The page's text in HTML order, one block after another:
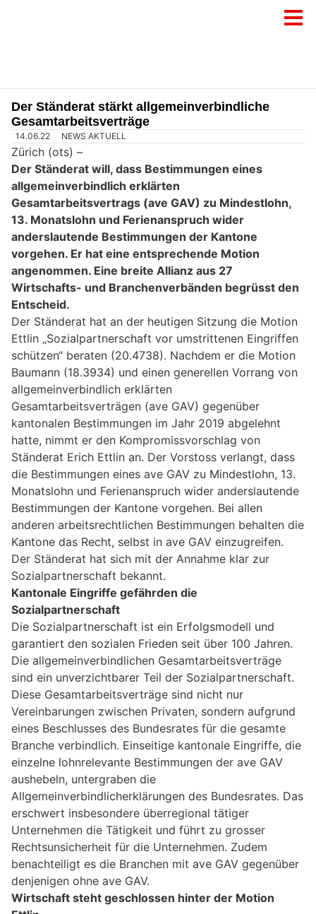
Der Ständerat stärkt allgemeinverbindliche
Gesamtarbeitsverträge
14.06.22 NEWS AKTUELL
Zürich (ots) –
Der Ständerat will, dass Bestimmungen eines
allgemeinverbindlich erklärten
Gesamtarbeitsvertrags (ave GAV) zu Mindestlohn,
13. Monatslohn und Ferienanspruch wider
anderslautende Bestimmungen der Kantone
vorgehen. Er hat eine entsprechende Motion
angenommen. Eine breite Allianz aus 27
Wirtschafts- und Branchenverbänden begrüsst den
Entscheid.
Der Ständerat hat an der heutigen Sitzung die Motion
Ettlin „Sozialpartnerschaft vor umstrittenen Eingriffen
schützen“ beraten (20.4738). Nachdem er die Motion
Baumann (18.3934) und einen generellen Vorrang von
allgemeinverbindlich erklärten
Gesamtarbeitsverträgen (ave GAV) gegenüber
kantonalen Bestimmungen im Jahr 2019 abgelehnt
hatte, nimmt er den Kompromissvorschlag von
Ständerat Erich Ettlin an. Der Vorstoss verlangt, dass
die Bestimmungen eines ave GAV zu Mindestlohn, 13.
Monatslohn und Ferienanspruch wider anderslautende
Bestimmungen der Kantone vorgehen. Bei allen
anderen arbeitsrechtlichen Bestimmungen behalten die
Kantone das Recht, selbst in ave GAV einzugreifen.
Der Ständerat hat sich mit der Annahme klar zur
Sozialpartnerschaft bekannt.
Kantonale Eingriffe gefährden die
Sozialpartnerschaft
Die Sozialpartnerschaft ist ein Erfolgsmodell und
garantiert den sozialen Frieden seit über 100 Jahren.
Die allgemeinverbindlichen Gesamtarbeitsverträge
sind ein unverzichtbarer Teil der Sozialpartnerschaft.
Diese Gesamtarbeitsverträge sind nicht nur
Vereinbarungen zwischen Privaten, sondern aufgrund
eines Beschlusses des Bundesrates für die gesamte
Branche verbindlich. Einseitige kantonale Eingriffe, die
einzelne lohnrelevante Bestimmungen der ave GAV
aushebeln, untergraben die
Allgemeinverbindlicherklärungen des Bundesrates. Das
erschwert insbesondere überregional tätiger
Unternehmen die Tätigkeit und führt zu grosser
Rechtsunsicherheit für die Unternehmen. Zudem
benachteiligt es die Branchen mit ave GAV gegenüber
denjenigen ohne ave GAV.
Wirtschaft steht geschlossen hinter der Motion